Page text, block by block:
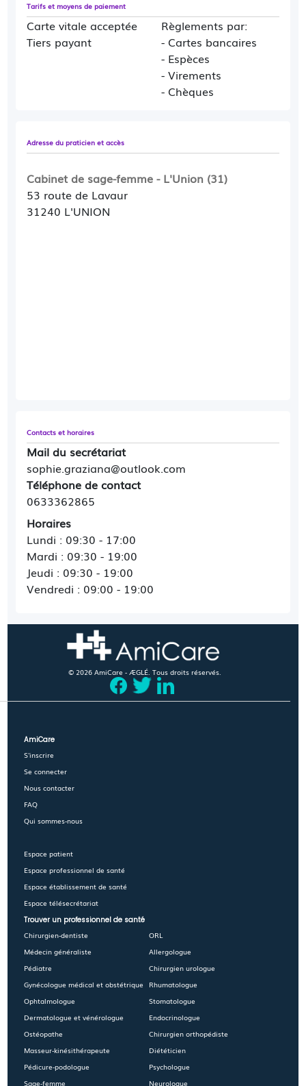
Tarifs et moyens de paiement
Carte vitale acceptée
Tiers payant
Règlements par:
- Cartes bancaires
- Espèces
- Virements
- Chèques
Adresse du praticien et accès
Cabinet de sage-femme - L'Union (31)
53 route de Lavaur
31240 L'UNION
Contacts et horaires
Mail du secrétariat
sophie.graziana@outlook.com
Téléphone de contact
0633362865
Horaires
Lundi : 09:30 - 17:00
Mardi : 09:30 - 19:00
Jeudi : 09:30 - 19:00
Vendredi : 09:00 - 19:00
© 2026 AmiCare - ÆGLÉ. Tous droits réservés.
AmiCare
S'inscrire
Se connecter
Nous contacter
FAQ
Qui sommes-nous
Espace patient
Espace professionnel de santé
Espace établissement de santé
Espace télésecrétariat
Trouver un professionnel de santé
Chirurgien-dentiste
Médecin généraliste
Pédiatre
Gynécologue médical et obstétrique
Ophtalmologue
Dermatologue et vénérologue
Ostéopathe
Masseur-kinésithérapeute
Pédicure-podologue
Sage-femme
ORL
Allergologue
Chirurgien urologue
Rhumatologue
Stomatologue
Endocrinologue
Chirurgien orthopédiste
Diététicien
Psychologue
Neurologue